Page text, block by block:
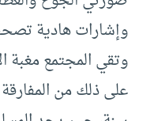
وإشارات هادية
وتقي المجتمع مغبة
على ذلك من